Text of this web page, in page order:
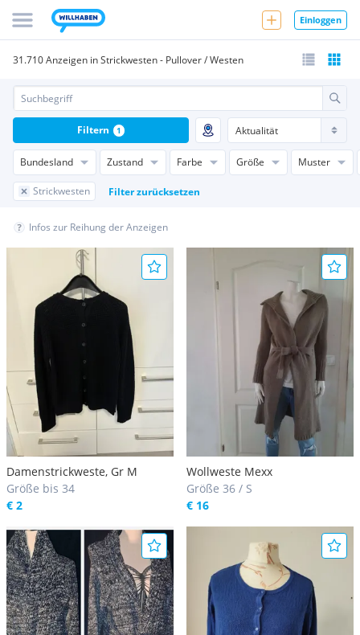
Einloggen
31.710 Anzeigen in Strickwesten - Pullover / Westen
Bundesland Zustand Farbe Größe Muster
Strickwesten Filter zurücksetzen
Filtern 1
Infos zur Reihung der Anzeigen
Damenstrickweste, Gr M
Größe bis 34
€ 2
Wollweste Mexx
Größe 36 / S
€ 16